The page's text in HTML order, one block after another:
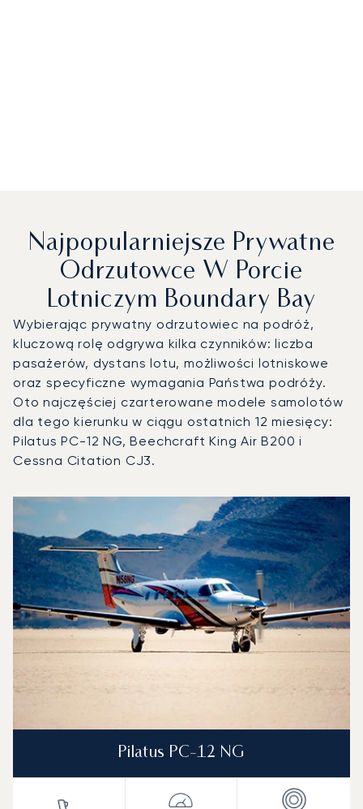
Najpopularniejsze Prywatne
Odrzutowce W Porcie
Lotniczym Boundary Bay
Wybierając prywatny odrzutowiec na podróż,
kluczową rolę odgrywa kilka czynników: liczba
pasażerów, dystans lotu, możliwości lotniskowe
oraz specyficzne wymagania Państwa podróży.
Oto najczęściej czarterowane modele samolotów
dla tego kierunku w ciągu ostatnich 12 miesięcy:
Pilatus PC-12 NG, Beechcraft King Air B200 i
Cessna Citation CJ3.
Zdjęcie samolotu
Model samolotu
Miejsca
Prędkość (km/h)
Prędkość (węzły)Zasięg (km)
Zasięg (NM)
Pilatus PC-12 NG